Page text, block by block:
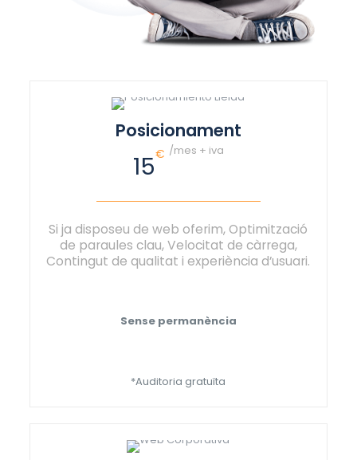
Posicionament
15€ /mes + iva
Si ja disposeu de web oferim, Optimització
de paraules clau, Velocitat de càrrega,
Contingut de qualitat i experiència d’usuari.
Sense permanència
*Auditoria gratuïta